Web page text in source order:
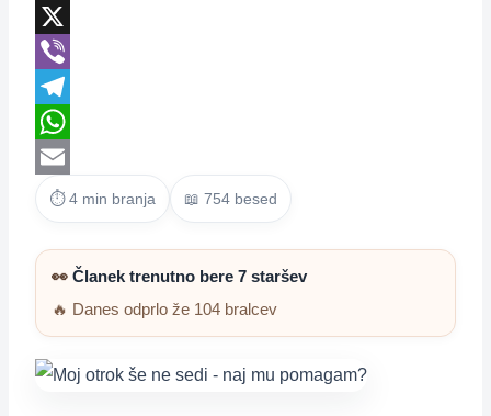
Messenger
X
Viber
Telegram
WhatsApp
Email
⏱ 4 min branja 📖 754 besed
👀 Članek trenutno bere 7 staršev
🔥 Danes odprlo že 104 bralcev